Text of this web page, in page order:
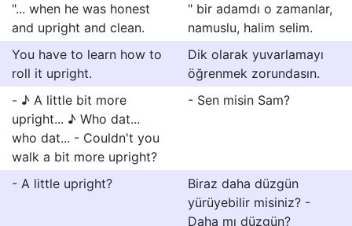
"... when he was honest
and upright and clean.
" bir adamdı o zamanlar,
namuslu, halim selim.
You have to learn how to
roll it upright.
Dik olarak yuvarlamayı
öğrenmek zorundasın.
- ♪ A little bit more
upright... ♪ Who dat...
who dat... - Couldn't you
walk a bit more upright?
- Sen misin Sam?
- A little upright?
Biraz daha düzgün
yürüyebilir misiniz? -
Daha mı düzgün?